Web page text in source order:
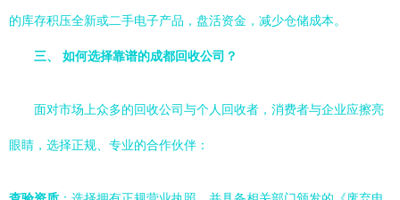
的库存积压全新或二手电子产品，盘活资金，减少仓储成本。
三、 如何选择靠谱的成都回收公司？
面对市场上众多的回收公司与个人回收者，消费者与企业应擦亮
眼睛，选择正规、专业的合作伙伴：